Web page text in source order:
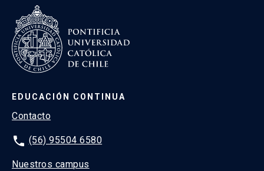
EDUCACIÓN CONTINUA
Contacto
phone (56) 95504 6580
Nuestros campus